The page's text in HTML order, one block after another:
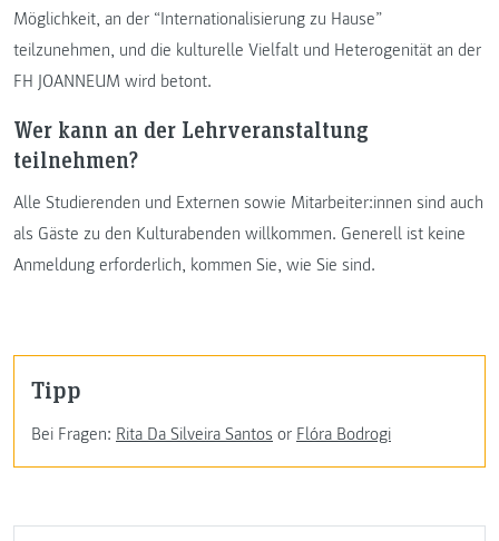
Möglichkeit, an der “Internationalisierung zu Hause”
teilzunehmen, und die kulturelle Vielfalt und Heterogenität an der
FH JOANNEUM wird betont.
Wer kann an der Lehrveranstaltung
teilnehmen?
Alle Studierenden und Externen sowie Mitarbeiter:innen sind auch
als Gäste zu den Kulturabenden willkommen. Generell ist keine
Anmeldung erforderlich, kommen Sie, wie Sie sind.
Tipp
Bei Fragen: Rita Da Silveira Santos or Flóra Bodrogi